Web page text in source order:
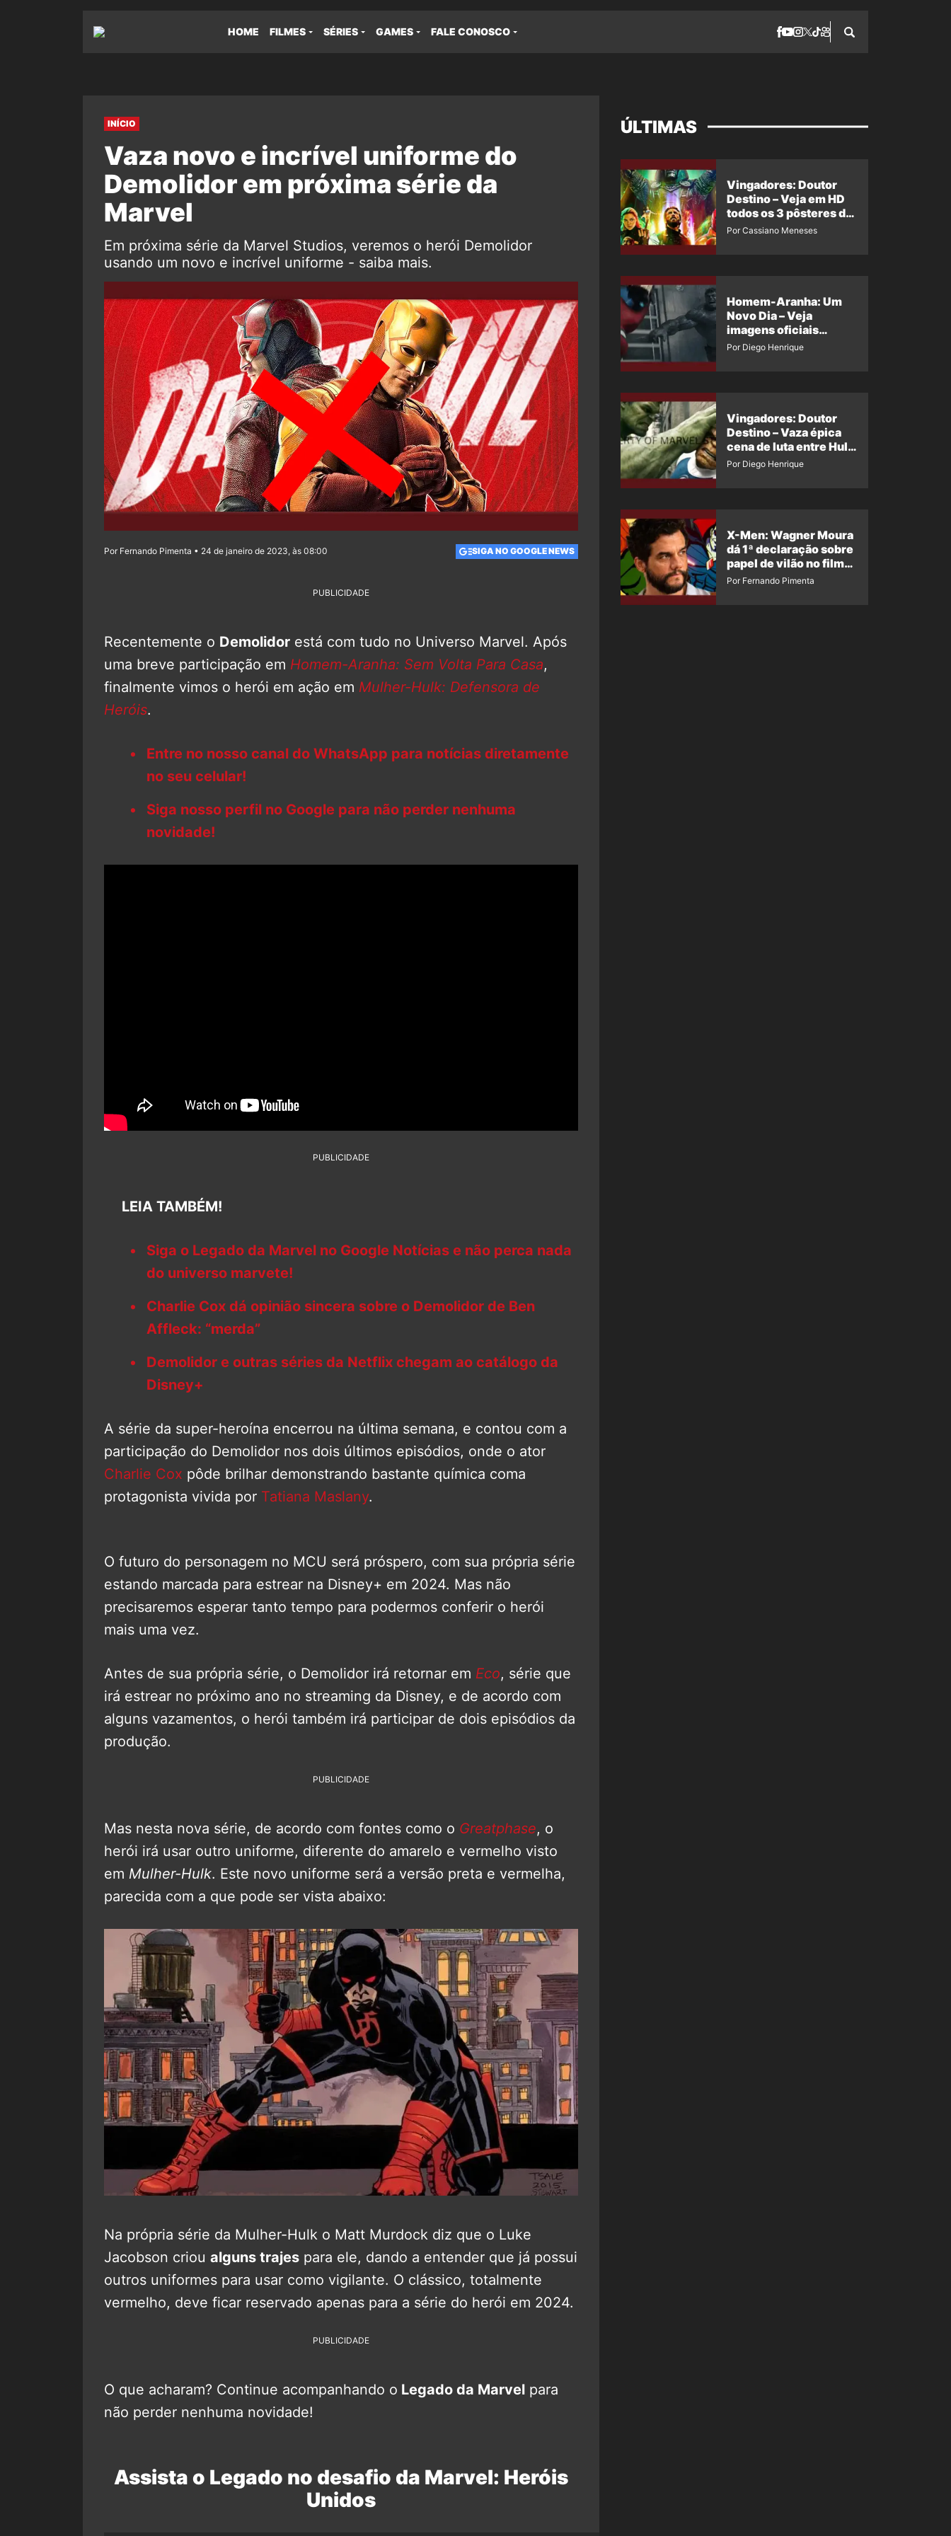
HOME FILMES SÉRIES GAMES FALE CONOSCO
INÍCIO
Vaza novo e incrível uniforme do
Demolidor em próxima série da
Marvel
Em próxima série da Marvel Studios, veremos o herói Demolidor
usando um novo e incrível uniforme - saiba mais.
Por Fernando Pimenta • 24 de janeiro de 2023, às 08:00 SIGA NO GOOGLE NEWS
PUBLICIDADE
Recentemente o Demolidor está com tudo no Universo Marvel. Após
uma breve participação em Homem-Aranha: Sem Volta Para Casa,
finalmente vimos o herói em ação em Mulher-Hulk: Defensora de
Heróis.
Entre no nosso canal do WhatsApp para notícias diretamente
no seu celular!
Siga nosso perfil no Google para não perder nenhuma
novidade!
PUBLICIDADE
LEIA TAMBÉM!
Siga o Legado da Marvel no Google Notícias e não perca nada
do universo marvete!
Charlie Cox dá opinião sincera sobre o Demolidor de Ben
Affleck: “merda”
Demolidor e outras séries da Netflix chegam ao catálogo da
Disney+
A série da super-heroína encerrou na última semana, e contou com a
participação do Demolidor nos dois últimos episódios, onde o ator
Charlie Cox pôde brilhar demonstrando bastante química coma
protagonista vivida por Tatiana Maslany.
O futuro do personagem no MCU será próspero, com sua própria série
estando marcada para estrear na Disney+ em 2024. Mas não
precisaremos esperar tanto tempo para podermos conferir o herói
mais uma vez.
Antes de sua própria série, o Demolidor irá retornar em Eco, série que
irá estrear no próximo ano no streaming da Disney, e de acordo com
alguns vazamentos, o herói também irá participar de dois episódios da
produção.
PUBLICIDADE
Mas nesta nova série, de acordo com fontes como o Greatphase, o
herói irá usar outro uniforme, diferente do amarelo e vermelho visto
em Mulher-Hulk. Este novo uniforme será a versão preta e vermelha,
parecida com a que pode ser vista abaixo:
Na própria série da Mulher-Hulk o Matt Murdock diz que o Luke
Jacobson criou alguns trajes para ele, dando a entender que já possui
outros uniformes para usar como vigilante. O clássico, totalmente
vermelho, deve ficar reservado apenas para a série do herói em 2024.
PUBLICIDADE
O que acharam? Continue acompanhando o Legado da Marvel para
não perder nenhuma novidade!
Assista o Legado no desafio da Marvel: Heróis
Unidos
ÚLTIMAS
Vingadores: Doutor
Destino – Veja em HD
todos os 3 pôsteres de
‘Doomsday’ + 1 imagem
Por Cassiano Meneses
Homem-Aranha: Um
Novo Dia – Veja
imagens oficiais
descartadas do Hulk
Por Diego Henrique
Vingadores: Doutor
Destino – Vaza épica
cena de luta entre Hulk
e o Coisa
Por Diego Henrique
X-Men: Wagner Moura
dá 1ª declaração sobre
papel de vilão no filme
da Marvel
Por Fernando Pimenta